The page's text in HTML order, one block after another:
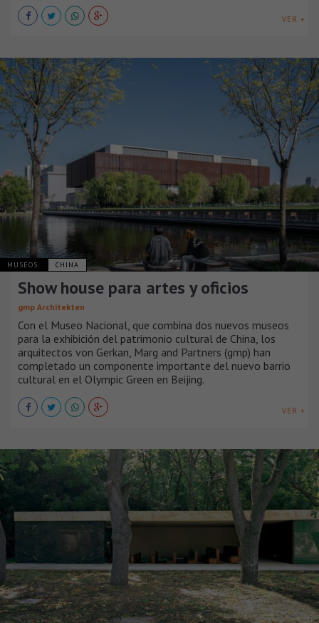
VER +
MUSEOS CHINA
Show house para artes y oficios
gmp Architekten
Con el Museo Nacional, que combina dos nuevos museos
para la exhibición del patrimonio cultural de China, los
arquitectos von Gerkan, Marg and Partners (gmp) han
completado un componente importante del nuevo barrio
cultural en el Olympic Green en Beijing.
VER +